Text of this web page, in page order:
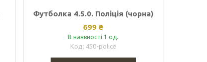
Футболка 4.5.0. Поліція (чорна)
699 ₴
В наявності 1 од.
450-police